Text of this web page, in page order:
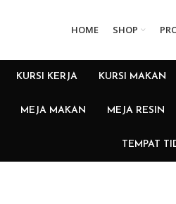
HOME SHOP
KURSI KERJA KURSI MAKAN
MEJA MAKAN MEJA RESIN
TEMPAT